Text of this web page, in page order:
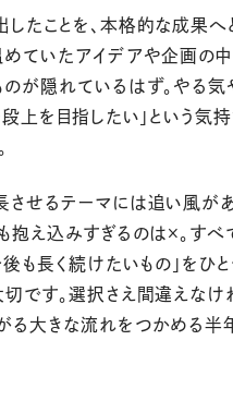
したことを、本格的な成果
めていたアイデアや企画の中
のが隠れているはず。やる
段上を目指したい」という気
させるテーマには追い風があ
抱え込みすぎるのは×。すべ
後も長く続けたいもの」をひ
切です。選択さえ間違えな
る大きな流れをつかめる半